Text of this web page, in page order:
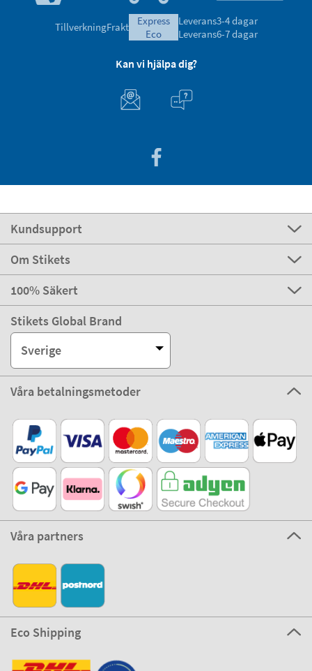
TillverkningFrakt
express
eco
Leverans3-4 dagar
Leverans6-7 dagar
Kan vi hjälpa dig?
Kundsupport
Om Stikets
100% Säkert
Stikets Global Brand
Sverige
Våra betalningsmetoder
Våra partners
Eco Shipping